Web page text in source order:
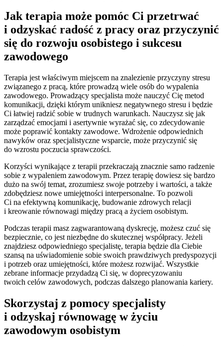
Jak terapia może pomóc Ci przetrwać
i odzyskać radość z pracy oraz przyczynić
się do rozwoju osobistego i sukcesu
zawodowego
Terapia jest właściwym miejscem na znalezienie przyczyny stresu
związanego z pracą, które prowadzą wiele osób do wypalenia
zawodowego. Prowadzący specjalista może nauczyć Cię metod
komunikacji, dzięki którym unikniesz negatywnego stresu i będzie
Ci łatwiej radzić sobie w trudnych warunkach. Nauczysz się jak
zarządzać emocjami i asertywnie wyrażać się, co zdecydowanie
może poprawić kontakty zawodowe. Wdrożenie odpowiednich
nawyków oraz specjalistyczne wsparcie, może przyczynić się
do wzrostu poczucia sprawczości.
Korzyści wynikające z terapii przekraczają znacznie samo radzenie
sobie z wypaleniem zawodowym. Przez terapię dowiesz się bardzo
dużo na swój temat, zrozumiesz swoje potrzeby i wartości, a także
zdobędziesz nowe umiejętności interpersonalne. To pozwoli
Ci na efektywną komunikację, budowanie zdrowych relacji
i kreowanie równowagi między pracą a życiem osobistym.
Podczas terapii masz zagwarantowaną dyskrecję, możesz czuć się
bezpiecznie, co jest niezbędne do skutecznej współpracy. Jeżeli
znajdziesz odpowiedniego specjalistę, terapia będzie dla Ciebie
szansą na uświadomienie sobie swoich prawdziwych predyspozycji
i potrzeb oraz umiejętności, które możesz rozwijać. Wszystkie
zebrane informacje przydadzą Ci się, w doprecyzowaniu
twoich celów zawodowych, podczas dalszego planowania kariery.
Skorzystaj z pomocy specjalisty
i odzyskaj równowagę w życiu
zawodowym osobistym